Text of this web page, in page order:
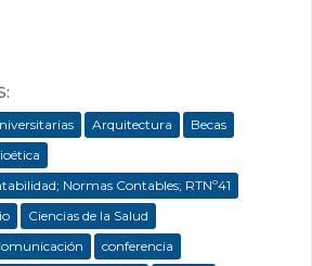
Arquitectura
Becas
Normas Contables; RTNº41
Ciencias de la Salud
conferencia